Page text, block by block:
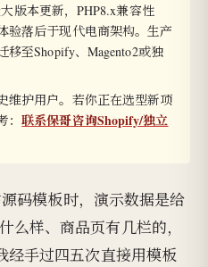
版本更新，PHP8.x兼容性
验落后于现代电商架构。生产
至Shopify、Magento2或独
维护用户。若你正在选型新项
：联系保哥咨询Shopify/独立
源码模板时，演示数据是给
么样、商品页有几栏的，
经手过四五次直接用模板